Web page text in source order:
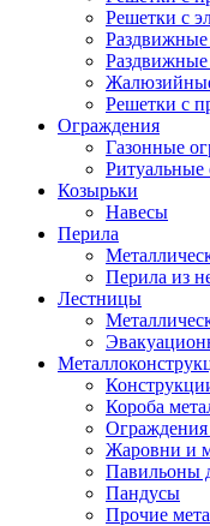
Решетки с
Раздвижные
Решетки с
Ограждения
Газонные
Ритуальные
Козырьки
Навесы
Перила
Перила из
Лестницы
Короба
Ограждения
Жаровни и
Павильоны
Пандусы
Прочие